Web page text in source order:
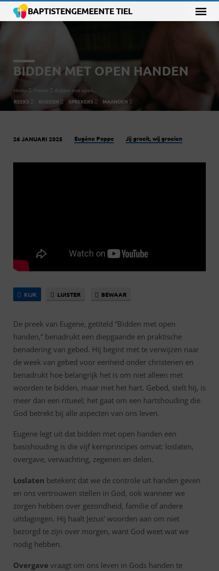
BIDDEN MET OPEN HANDEN
Home Preken Bidden met open…
REEKS BOEKEN SPREKERS MAANDEN
MET
26 JANUARI 2025 Eugène Poppe Jij groeit, wij groeien
KIJK LUISTER BEWAAR
De preek van Eugene, getiteld “Bidden met open
handen,” benadrukt een diepgaande en praktische
benadering van gebed. Hij begint met te verwijzen naar
de week van gebed voor eenheid onder christenen en
benadrukt hoe belangrijk het is om niet alleen met
woorden te bidden, maar met het hart. Gebed, stelt hij, is
meer dan een ritueel; het gaat om een hartshouding die
God betrekt bij alle aspecten van ons leven.
Eugene legt uit dat bidden met open handen een
basishouding is die vijf kernprincipes omvat: loslaten,
overgave, verwachting, zegenen en delen.
Loslaten betekent dat we de controle uit handen geven
en ons vertrouwen stellen in God, ook wanneer we
zorgen hebben over gezondheid, familie of andere
uitdagingen. Hij haalt Jezus’ woorden aan om niet
bezorgd te zijn over morgen, want God weet wat we
nodig hebben.
Overgave vraagt om ons leven in Gods handen te